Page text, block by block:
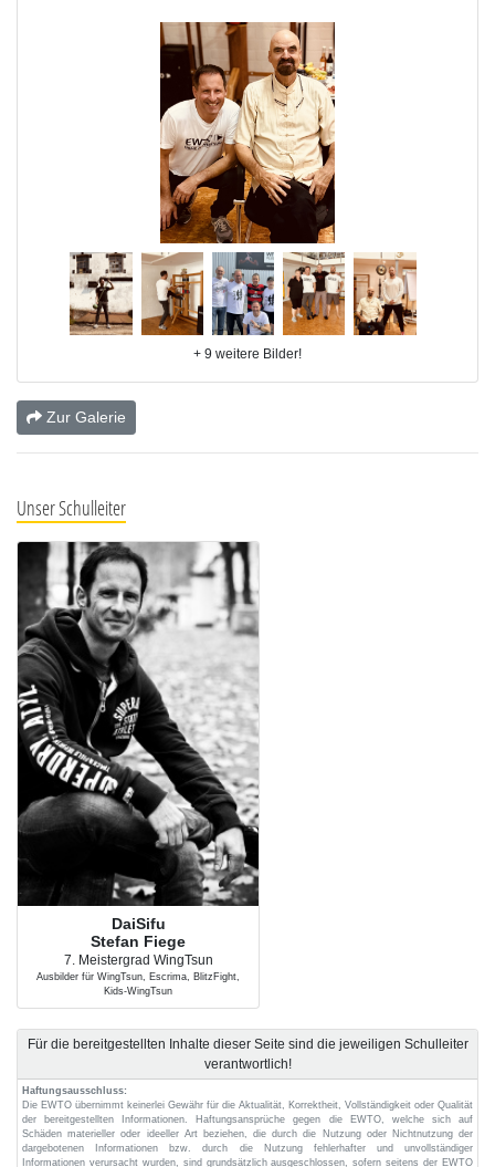
+ 9 weitere Bilder!
Zur Galerie
Unser Schulleiter
DaiSifu
Stefan Fiege
7. Meistergrad WingTsun
Ausbilder für WingTsun, Escrima, BlitzFight,
Kids-WingTsun
Für die bereitgestellten Inhalte dieser Seite sind die jeweiligen Schulleiter
verantwortlich!
Haftungsausschluss:
Die EWTO übernimmt keinerlei Gewähr für die Aktualität, Korrektheit, Vollständigkeit oder Qualität
der bereitgestellten Informationen. Haftungsansprüche gegen die EWTO, welche sich auf
Schäden materieller oder ideeller Art beziehen, die durch die Nutzung oder Nichtnutzung der
dargebotenen Informationen bzw. durch die Nutzung fehlerhafter und unvollständiger
Informationen verursacht wurden, sind grundsätzlich ausgeschlossen, sofern seitens der EWTO